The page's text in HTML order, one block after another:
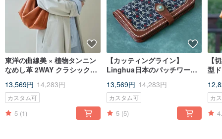
東洋の曲線美 × 植物タンニン
なめし革 2WAY クラシックホ
付き ブラウン
13,569円 14,283円
カスタム可
5 (1)
【カッティングライン】
Linghua日本のパッチワーク1
トレザー収納ウォレット
13,569円 14,283円
カスタム可
5 (5)
【
型
カ